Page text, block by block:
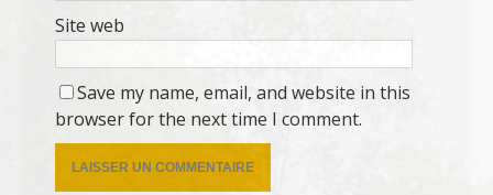
Site web
Save my name, email, and website in this
browser for the next time I comment.